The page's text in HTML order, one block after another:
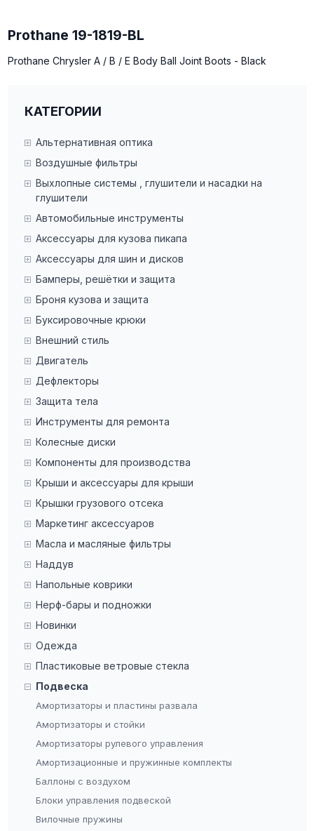
КАТЕГОРИИ
Альтернативная оптика
Воздушные фильтры
Выхлопные системы , глушители и насадки на
глушители
Автомобильные инструменты
Аксессуары для кузова пикапа
Аксессуары для шин и дисков
Бамперы, решётки и защита
Броня кузова и защита
Буксировочные крюки
Внешний стиль
Двигатель
Дефлекторы
Защита тела
Инструменты для ремонта
Колесные диски
Компоненты для производства
Крыши и аксессуары для крыши
Крышки грузового отсека
Маркетинг аксессуаров
Масла и масляные фильтры
Наддув
Напольные коврики
Нерф-бары и подножки
Новинки
Одежда
Пластиковые ветровые стекла
Подвеска
Амортизаторы и пластины развала
Амортизаторы и стойки
Амортизаторы рулевого управления
Амортизационные и пружинные комплекты
Баллоны с воздухом
Блоки управления подвеской
Вилочные пружины
Prothane 19-1819-BL
Prothane Chrysler A / B / E Body Ball Joint Boots - Black